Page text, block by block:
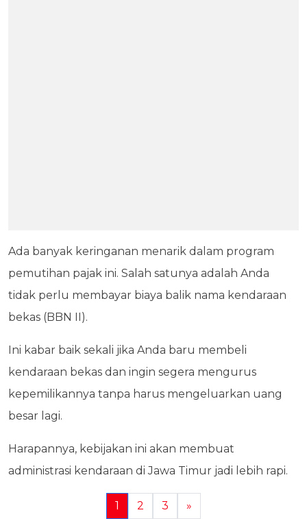
Ada banyak keringanan menarik dalam program
pemutihan pajak ini. Salah satunya adalah Anda
tidak perlu membayar biaya balik nama kendaraan
bekas (BBN II).
Ini kabar baik sekali jika Anda baru membeli
kendaraan bekas dan ingin segera mengurus
kepemilikannya tanpa harus mengeluarkan uang
besar lagi.
Harapannya, kebijakan ini akan membuat
administrasi kendaraan di Jawa Timur jadi lebih rapi.
1 2 3 »